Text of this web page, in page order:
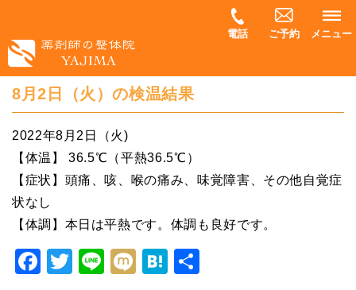
電話 ご予約 メニュー
8月2日（火）の検温結果
2022年8月2日（火)
【体温】 36.5℃（平熱36.5℃）
【症状】頭痛、咳、喉の痛み、味覚障害、その他自覚症
状なし
【体調】本日は平熱です。体調も良好です。
Facebook
Twitter
LineMixiHatena